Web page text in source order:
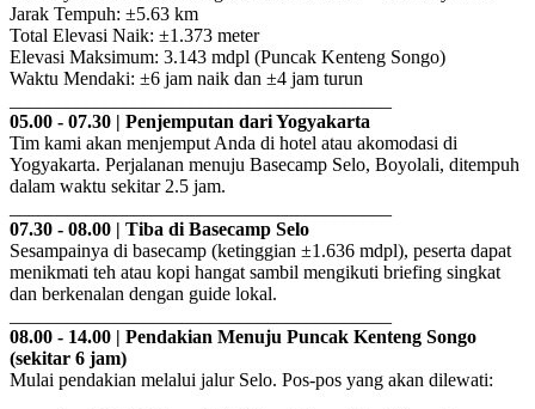
Jarak Tempuh: ±5.63 km
Total Elevasi Naik: ±1.373 meter
Elevasi Maksimum: 3.143 mdpl (Puncak Kenteng Songo)
Waktu Mendaki: ±6 jam naik dan ±4 jam turun
05.00 - 07.30 | Penjemputan dari Yogyakarta
Tim kami akan menjemput Anda di hotel atau akomodasi di
Yogyakarta. Perjalanan menuju Basecamp Selo, Boyolali, ditempuh
dalam waktu sekitar 2.5 jam.
07.30 - 08.00 | Tiba di Basecamp Selo
Sesampainya di basecamp (ketinggian ±1.636 mdpl), peserta dapat
menikmati teh atau kopi hangat sambil mengikuti briefing singkat
dan berkenalan dengan guide lokal.
08.00 - 14.00 | Pendakian Menuju Puncak Kenteng Songo
(sekitar 6 jam)
Mulai pendakian melalui jalur Selo. Pos-pos yang akan dilewati: